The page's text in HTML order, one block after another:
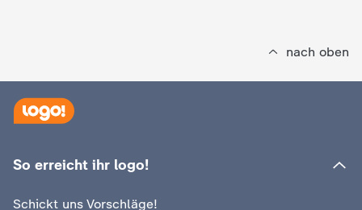
nach oben
So erreicht ihr logo!
Schickt uns Vorschläge!